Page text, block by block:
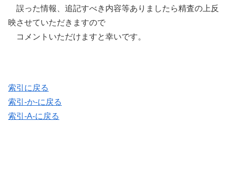
誤った情報、追記すべき内容等ありましたら精査の上反
映させていただきますので
コメントいただけますと幸いです。
索引に戻る
索引-か-に戻る
索引-A-に戻る